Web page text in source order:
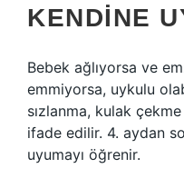
KENDINE
Bebek ağlıyorsa ve
emmiyorsa, uykulu
sızlanma, kulak
ifade edilir. 4. aydan
uyumayı öğrenir.